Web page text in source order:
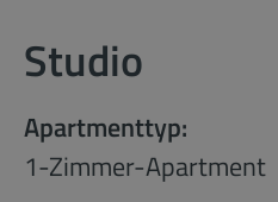
Studio
Apartmenttyp:
1-Zimmer-Apartment